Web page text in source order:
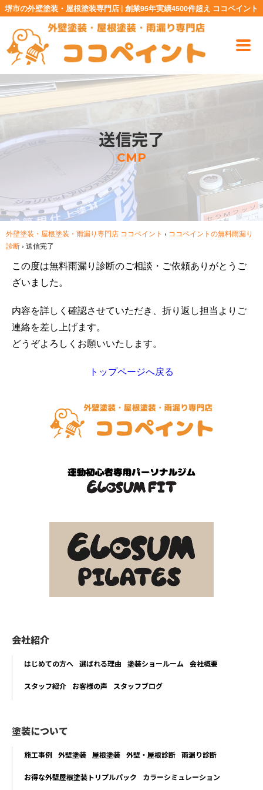
堺市の外壁塗装・屋根塗装専門店 | 創業95年実績4500件超え ココペイント
会社案内
評判の声
施工事例
送信完了
CMP
外壁塗装・屋根塗装・雨漏り専門店 ココペイント › ココペイントの無料雨漏り
診断 › 送信完了
この度は無料雨漏り診断のご相談・ご依頼ありがとうご
ざいました。
内容を詳しく確認させていただき、折り返し担当よりご
連絡を差し上げます。
どうぞよろしくお願いいたします。
トップページへ戻る
会社紹介
はじめての方へ 選ばれる理由 塗装ショールーム 会社概要
スタッフ紹介 お客様の声 スタッフブログ
塗装について
施工事例 外壁塗装 屋根塗装 外壁・屋根診断 雨漏り診断
お得な外壁屋根塗装トリプルパック カラーシミュレーション